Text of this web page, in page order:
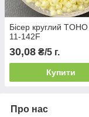
Бісер круглий
11-142F
30,08 ₴/5 г.
Купити
Про нас